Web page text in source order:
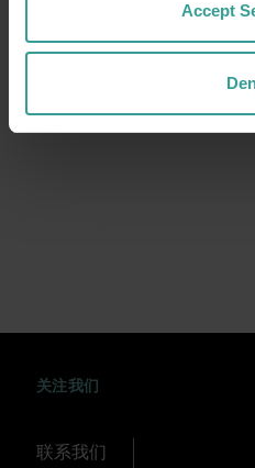
Accept
赏原住民世世代代做出的
澳大利亚州塑造为如今的
关注我们
联系我们